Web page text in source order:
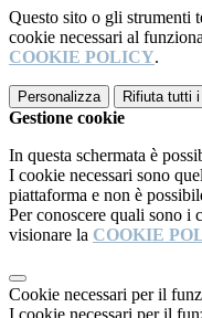
Questo sito o gli strumenti
cookie necessari al
COOKIE POLICY.
Personalizza Rifiuta tutti i
Gestione cookie
In questa schermata è
I cookie necessari sono
piattaforma e non è
Per conoscere quali sono i
visionare la COOKIE
Cookie necessari per il
I cookie necessari per il